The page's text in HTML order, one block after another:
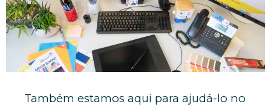
Também estamos aqui para ajudá-lo no